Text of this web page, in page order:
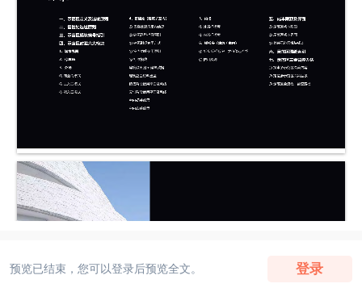
预览已结束，您可以登录后预览全文。 登录